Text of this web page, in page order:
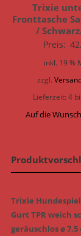
Trixie
Fronttasche
/
Preis:
inkl. 19 %
zzgl.
Lieferzeit:4
Auf die
Trixie
Gurt TPR weich
geräuschlos ø 7,5